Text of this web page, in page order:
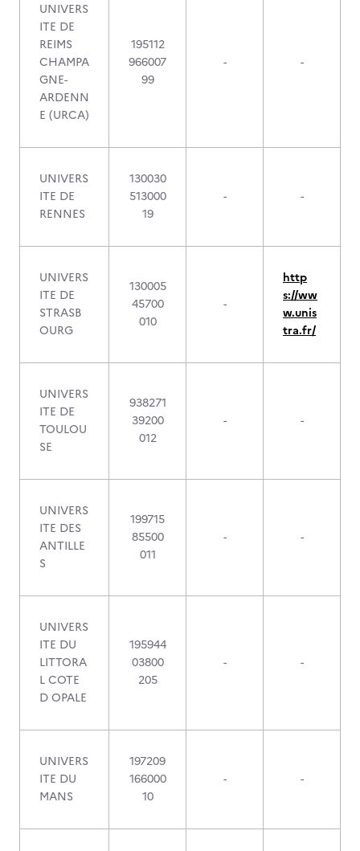
UNIVERS
ITE DE
REIMS
CHAMPA
GNE-
ARDENN
E (URCA)
195112
966007
99
- -
UNIVERS
ITE DE
RENNES
130030
513000
19
- -
UNIVERS
ITE DE
STRASB
OURG
130005
45700
010
-
http
s://ww
w.unis
tra.fr/
UNIVERS
ITE DE
TOULOU
SE
938271
39200
012
- -
UNIVERS
ITE DES
ANTILLE
S
199715
85500
011
- -
UNIVERS
ITE DU
LITTORA
L COTE
D OPALE
195944
03800
205
- -
UNIVERS
ITE DU
MANS
197209
166000
10
- -